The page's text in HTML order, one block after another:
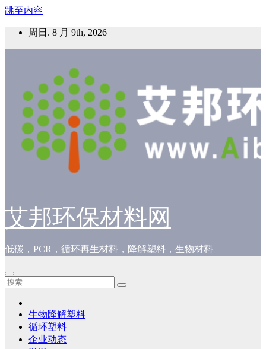
跳至内容
周日. 8 月 9th, 2026
艾邦环保材料网
低碳，PCR，循环再生材料，降解塑料，生物材料
生物降解塑料
循环塑料
企业动态